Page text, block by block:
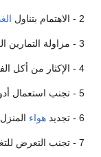
2 - الاهتمام بتناول
3 - مزاولة التمارين الرياضية.
4 - الإكثار من أكل الفواكه مثل
5 - تجنب استعمال أدوات وحاجيات الآخرين كالمناديل والمناشف.
6 - تجديد هواء المنزل
7 - تجنب التعرض للتغير المفاجئ من